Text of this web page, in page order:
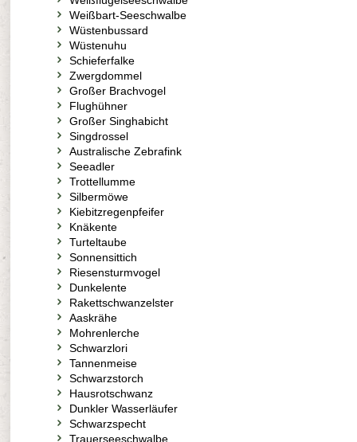
Weißbart-Seeschwalbe
Wüstenbussard
Wüstenuhu
Schieferfalke
Zwergdommel
Großer Brachvogel
Flughühner
Großer Singhabicht
Singdrossel
Australische Zebrafink
Seeadler
Trottellumme
Silbermöwe
Kiebitzregenpfeifer
Knäkente
Turteltaube
Sonnensittich
Riesensturmvogel
Dunkelente
Rakettschwanzelster
Aaskrähe
Mohrenlerche
Schwarzlori
Tannenmeise
Schwarzstorch
Hausrotschwanz
Dunkler Wasserläufer
Schwarzspecht
Trauerseeschwalbe